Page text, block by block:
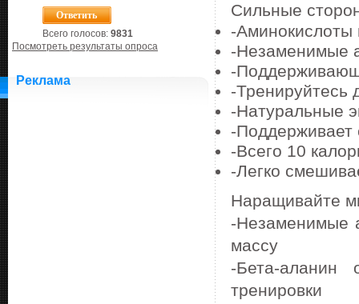
Всего голосов: 9831
Посмотреть результаты опроса
Реклама
Сильные
-Аминокислоты
-Незаменимые
-
-Тренируйтесь
-Натуральные
-Поддерживает
-Всего 10
-Легко
Наращивайте
-Незаменимые
массу
-Бета-аланин
тренировки